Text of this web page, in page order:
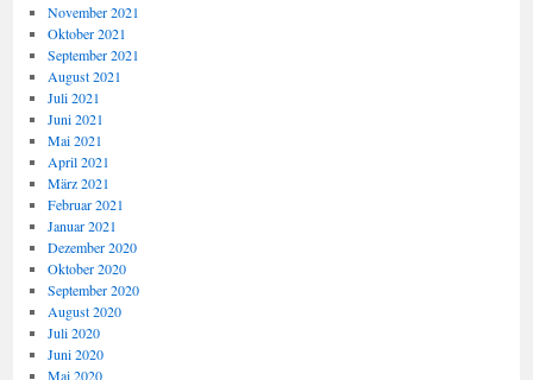
November 2021
Oktober 2021
September 2021
August 2021
Juli 2021
Juni 2021
Mai 2021
April 2021
März 2021
Februar 2021
Januar 2021
Dezember 2020
Oktober 2020
September 2020
August 2020
Juli 2020
Juni 2020
Mai 2020